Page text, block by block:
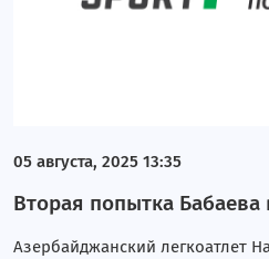
05 августа, 2025 13:35
Вторая попытка
Азербайджанский легкоатлет